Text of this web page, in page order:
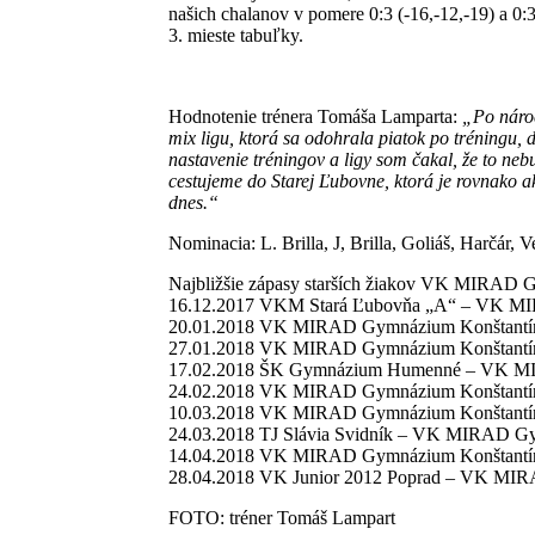
našich chalanov v pomere 0:3 (-16,-12,-19) a
3. mieste tabuľky.
Hodnotenie trénera Tomáša Lamparta:
„Po
mix ligu, ktorá sa odohrala piatok po
nastavenie tréningov a ligy som čakal, že to
cestujeme do Starej Ľubovne, ktorá je rovnako
dnes.“
Nominacia: L. Brilla, J, Brilla, Goliáš, Harčár,
Najbližšie zápasy starších žiakov VK MIRAD
16.12.2017 VKM Stará Ľubovňa „A“ – VK
20.01.2018 VK MIRAD Gymnázium
27.01.2018 VK MIRAD Gymnázium
17.02.2018 ŠK Gymnázium Humenné – VK
24.02.2018 VK MIRAD Gymnázium
10.03.2018 VK MIRAD Gymnázium
24.03.2018 TJ Slávia Svidník – VK MIRAD
14.04.2018 VK MIRAD Gymnázium
28.04.2018 VK Junior 2012 Poprad – VK
FOTO: tréner Tomáš Lampart